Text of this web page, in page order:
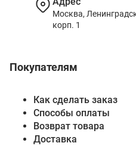
Покупателям
Как сделать заказ
Способы оплаты
Возврат товара
Доставка
Москва,
корп. 1